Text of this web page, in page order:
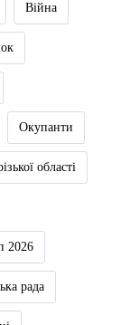
Війна
Окупанти
області
2026
рада